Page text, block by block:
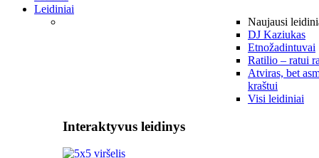
Leidiniai
Naujausi
DJ Kaziukas
Etnožadintuvai
Ratilio – ratui
Atviras, bet
kraštui
Visi leidiniai
Interaktyvus leidinys